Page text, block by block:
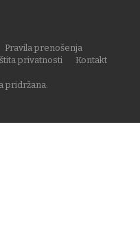
pridržana.
Pravila prenošenja
privatnosti
Kontakt